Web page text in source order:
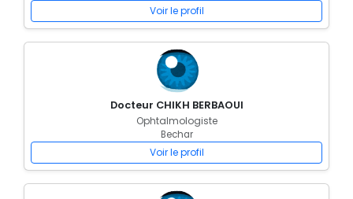
Voir le profil
Docteur CHIKH BERBAOUI
Ophtalmologiste
Bechar
Voir le profil